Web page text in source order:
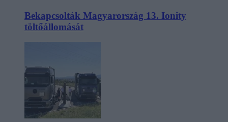
Bekapcsolták Magyarország 13. Ionity
töltőállomását